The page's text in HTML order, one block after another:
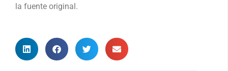
la fuente original.